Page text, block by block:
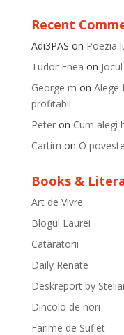
Recent
Adi3PAS on Poezia
Tudor Enea on
George m on Alege
profitabil
Peteron Cum alegi
Cartim on O
Books &
Art de Vivre
Blogul Laurei
Cataratorii
Daily Renate
Deskreport by
Dincolo de nori
Farime de Suflet